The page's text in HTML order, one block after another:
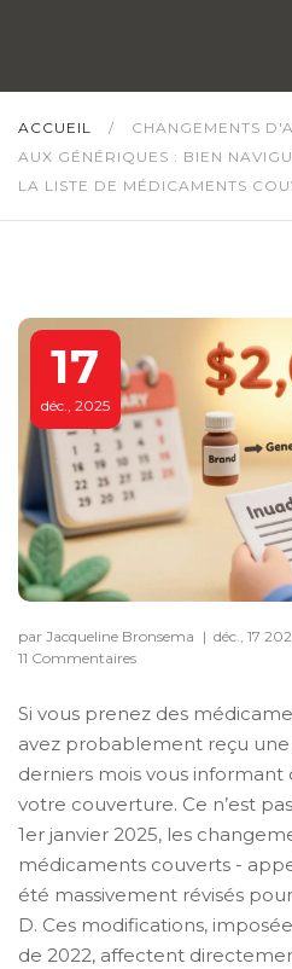
ACCUEIL /
CHANGEMENTS
AUX GÉNÉRIQUES : BIEN
LA LISTE DE MÉDICAMENTS
17
déc., 2025
par Jacqueline Bronsema | déc., 17
11 Commentaires
Si vous prenez des
avez probablement reçu
derniers mois vous informant
votre couverture. Ce n’est
1er janvier 2025, les
médicaments couverts -
été massivement révisés
D. Ces modifications,
de 2022, affectent